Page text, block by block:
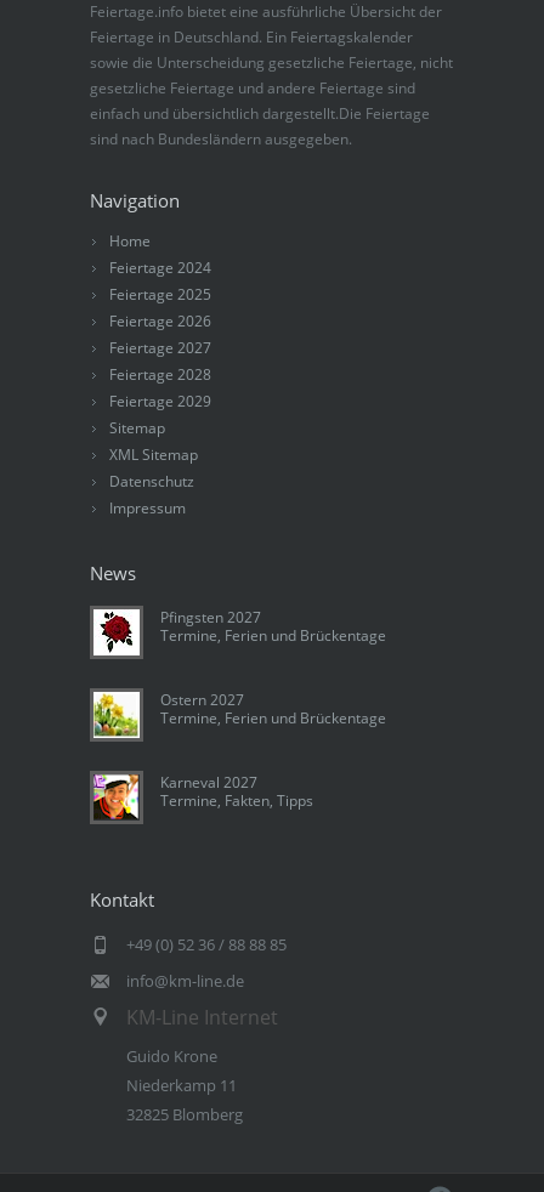
Feiertage.info bietet eine ausführliche Übersicht der
Feiertage in Deutschland. Ein Feiertagskalender
sowie die Unterscheidung gesetzliche Feiertage, nicht
gesetzliche Feiertage und andere Feiertage sind
einfach und übersichtlich dargestellt.Die Feiertage
sind nach Bundesländern ausgegeben.
Navigation
Home
Feiertage 2024
Feiertage 2025
Feiertage 2026
Feiertage 2027
Feiertage 2028
Feiertage 2029
Sitemap
XML Sitemap
Datenschutz
Impressum
News
Pfingsten 2027
Termine, Ferien und Brückentage
Ostern 2027
Termine, Ferien und Brückentage
Karneval 2027
Termine, Fakten, Tipps
Kontakt
+49 (0) 52 36 / 88 88 85
info@km-line.de
KM-Line Internet
Guido Krone
Niederkamp 11
32825 Blomberg